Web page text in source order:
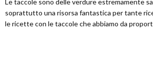
Le taccole sono delle verdure estremamente
soprattutto una risorsa fantastica per tante
le ricette con le taccole che abbiamo da